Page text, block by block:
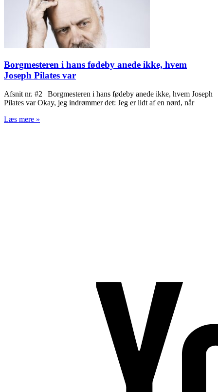
Borgmesteren i hans fødeby anede ikke, hvem
Joseph Pilates var
Afsnit nr. #2 | Borgmesteren i hans fødeby anede ikke, hvem Joseph
Pilates var Okay, jeg indrømmer det: Jeg er lidt af en nørd, når
Læs mere »